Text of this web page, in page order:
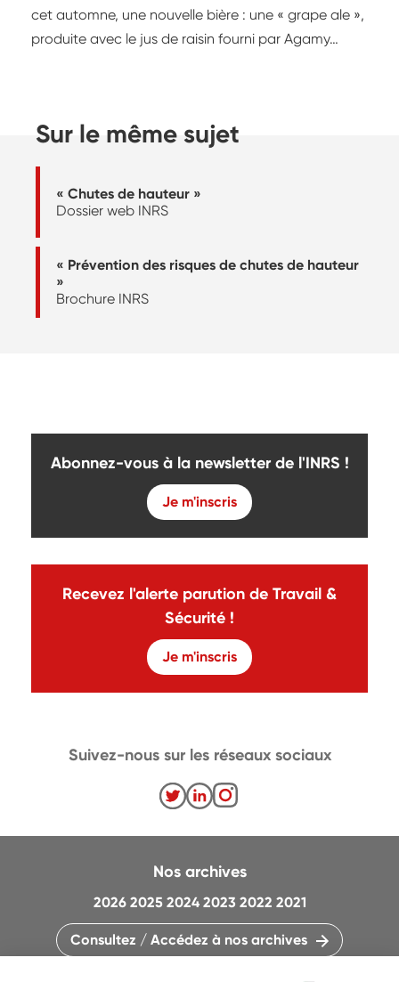
cet automne, une nouvelle bière : une « grape ale »,
produite avec le jus de raisin fourni par Agamy…
Sur le même sujet
« Chutes de hauteur »
Dossier web INRS
« Prévention des risques de chutes de hauteur
»
Brochure INRS
Abonnez-vous à la newsletter de l'INRS !
Je m'inscris
Recevez l'alerte parution de Travail &
Sécurité !
Je m'inscris
Nos archives
2026 2025 2024 2023 2022 2021
Consultez / Accédez à nos archives
Suivez-nous sur les réseaux sociaux